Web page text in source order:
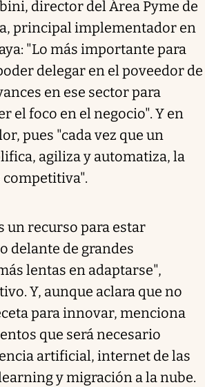
director del Área Pyme de
principal implementador en
"Lo más importante para
delegar en el poveedor de
en ese sector para
el foco en el negocio". Y en
pues "cada vez que un
agiliza y automatiza, la
competitiva".
un recurso para estar
delante de grandes
lentas en adaptarse",
Y, aunque aclara que no
para innovar, menciona
que será necesario
artificial, internet de las
y migración a la nube.